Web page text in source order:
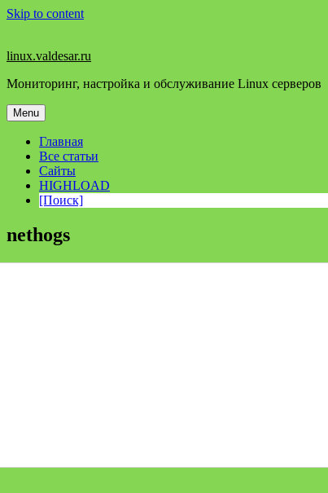
Skip to content
linux.valdesar.ru
Мониторинг, настройка и обслуживание Linux серверов
Menu
Главная
Все статьи
Сайты
HIGHLOAD
[Поиск]
nethogs